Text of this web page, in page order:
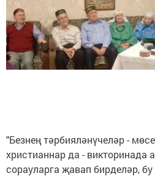
"Безнең тәрбияләнүчеләр -
христианнар да - викторинада
сорауларга җавап бирделәр,